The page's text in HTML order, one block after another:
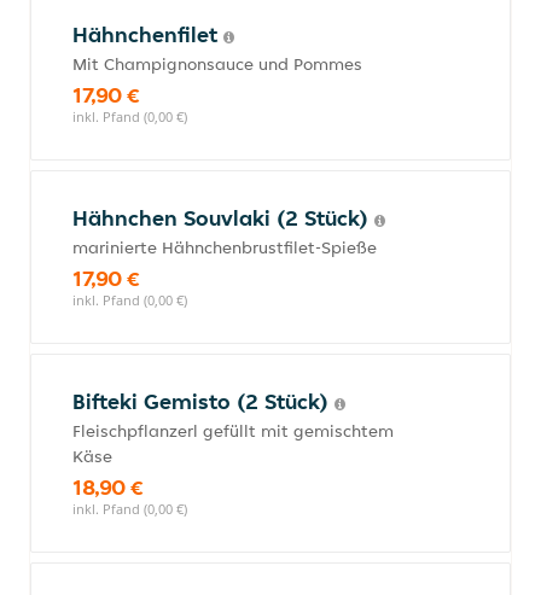
Hähnchenfilet
Mit Champignonsauce und Pommes
17,90 €
inkl. Pfand (0,00 €)
Hähnchen Souvlaki (2 Stück)
marinierte Hähnchenbrustfilet-Spieße
17,90 €
inkl. Pfand (0,00 €)
Bifteki Gemisto (2 Stück)
Fleischpflanzerl gefüllt mit gemischtem
Käse
18,90 €
inkl. Pfand (0,00 €)